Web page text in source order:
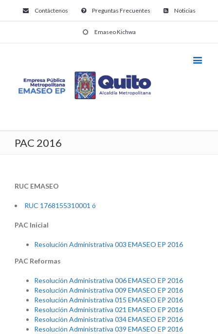
Contáctenos Preguntas Frecuentes Noticias
Emaseo Kichwa
PAC 2016
RUC EMASEO
RUC 1768155310001 ó
PAC Inicial
Resolución Administrativa 003 EMASEO EP 2016
PAC Reformas
Resolución Administrativa 006 EMASEO EP 2016
Resolución Administrativa 009 EMASEO EP 2016
Resolución Administrativa 015 EMASEO EP 2016
Resolución Administrativa 021 EMASEO EP 2016
Resolución Administrativa 034 EMASEO EP 2016
Resolución Administrativa 039 EMASEO EP 2016